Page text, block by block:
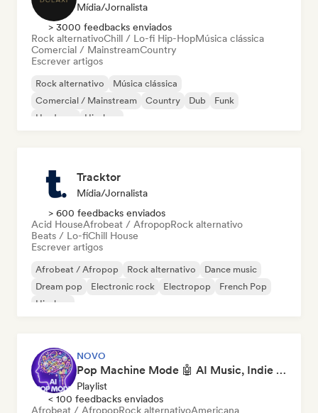
Mídia/Jornalista
> 3000 feedbacks enviados
Rock alternativoChill / Lo-fi Hip-HopMúsica clássica
Comercial / MainstreamCountry
Escrever artigos
Rock alternativo
Música clássica
Comercial / Mainstream
Country Dub
Funk
Hardcore
Hip-hop
Tracktor
Mídia/Jornalista
> 600 feedbacks enviados
Acid HouseAfrobeat / AfropopRock alternativo
Beats / Lo-fiChill House
Escrever artigos
Afrobeat / Afropop Rock alternativo
Dance music
Dream pop
Electronic rock Electropop
French Pop
Hip-hop
NOVO
Pop Machine Mode 🤖 AI Music, Indie Pop & Dream Pop
Playlist
< 100 feedbacks enviados
Afrobeat / AfropopRock alternativoAmericana